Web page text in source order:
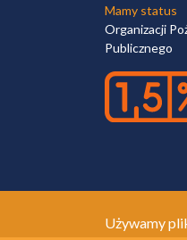
Mamy status
Organizacji
Publicznego
Używamy